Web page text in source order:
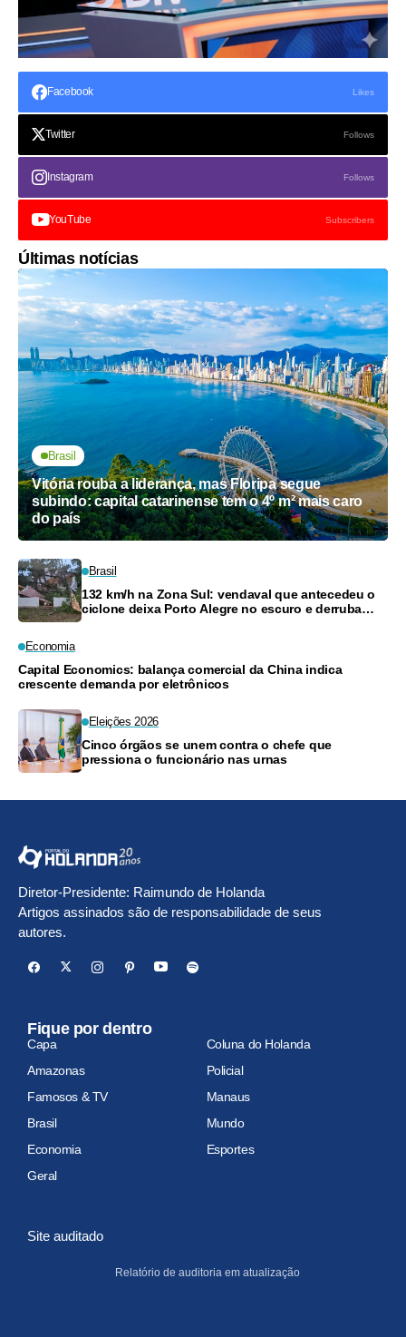
Facebook Likes
Twitter Follows
Instagram Follows
YouTube Subscribers
Últimas notícias
Brasil
Vitória rouba a liderança, mas Floripa segue
subindo: capital catarinense tem o 4º m² mais caro
do país
Brasil
132 km/h na Zona Sul: vendaval que antecedeu o
ciclone deixa Porto Alegre no escuro e derruba
Economia
Capital Economics: balança comercial da China indica
crescente demanda por eletrônicos
Eleições 2026
Cinco órgãos se unem contra o chefe que
pressiona o funcionário nas urnas
Diretor-Presidente: Raimundo de Holanda
Artigos assinados são de responsabilidade de seus
autores.
Fique por dentro
Capa
Coluna do Holanda
Amazonas
Policial
Famosos & TV
Manaus
Brasil
Mundo
Economia
Esportes
Geral
Site auditado
Relatório de auditoria em atualização